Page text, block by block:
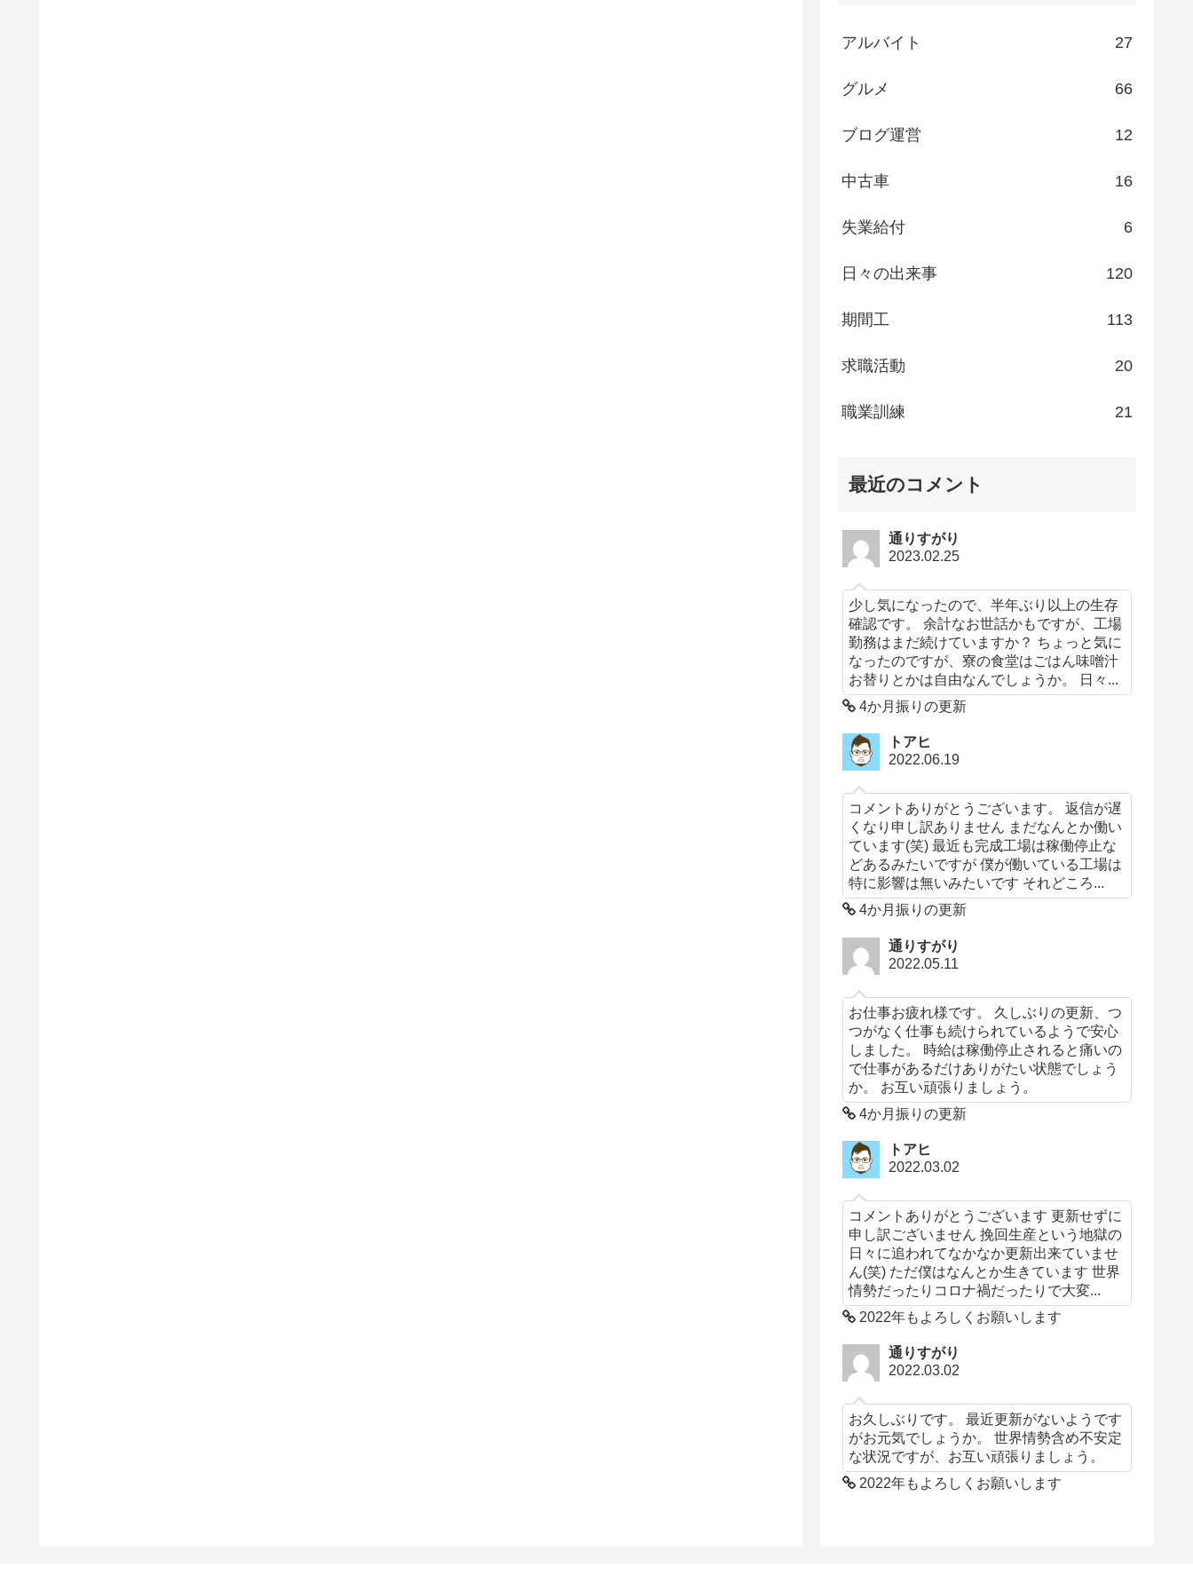
アルバイト 27
グルメ 66
ブログ運営 12
中古車 16
失業給付 6
日々の出来事 120
期間工 113
求職活動 20
職業訓練 21
最近のコメント
通りすがり
2023.02.25
少し気になったので、半年ぶり以上の生存
確認です。 余計なお世話かもですが、工場
勤務はまだ続けていますか？ ちょっと気に
なったのですが、寮の食堂はごはん味噌汁
お替りとかは自由なんでしょうか。 日々...
4か月振りの更新
トアヒ
2022.06.19
コメントありがとうございます。 返信が遅
くなり申し訳ありません まだなんとか働い
ています(笑) 最近も完成工場は稼働停止な
どあるみたいですが 僕が働いている工場は
特に影響は無いみたいです それどころ...
4か月振りの更新
通りすがり
2022.05.11
お仕事お疲れ様です。 久しぶりの更新、つ
つがなく仕事も続けられているようで安心
しました。 時給は稼働停止されると痛いの
で仕事があるだけありがたい状態でしょう
か。 お互い頑張りましょう。
4か月振りの更新
トアヒ
2022.03.02
コメントありがとうございます 更新せずに
申し訳ございません 挽回生産という地獄の
日々に追われてなかなか更新出来ていませ
ん(笑) ただ僕はなんとか生きています 世界
情勢だったりコロナ禍だったりで大変...
2022年もよろしくお願いします
通りすがり
2022.03.02
お久しぶりです。 最近更新がないようです
がお元気でしょうか。 世界情勢含め不安定
な状況ですが、お互い頑張りましょう。
2022年もよろしくお願いします